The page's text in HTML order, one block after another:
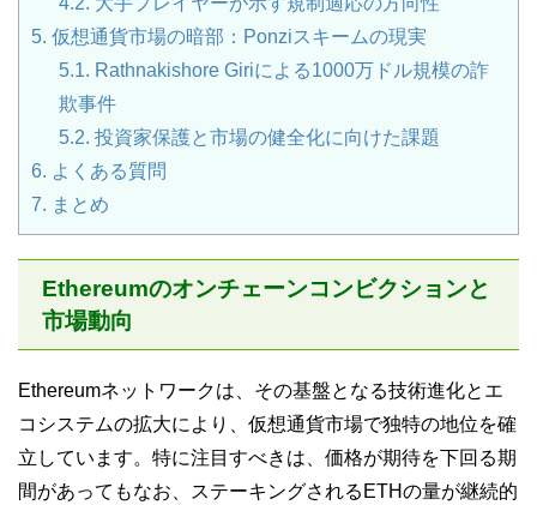
5. 仮想通貨市場の暗部：Ponziスキームの現実
5.1. Rathnakishore Giriによる1000万ドル規模の詐
欺事件
5.2. 投資家保護と市場の健全化に向けた課題
6. よくある質問
7. まとめ
Ethereumのオンチェーンコンビクションと
市場動向
Ethereumネットワークは、その基盤となる技術進化とエ
コシステムの拡大により、仮想通貨市場で独特の地位を確
立しています。特に注目すべきは、価格が期待を下回る期
間があってもなお、ステーキングされるETHの量が継続的